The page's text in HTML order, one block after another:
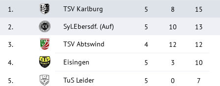
1. TSV Karlburg 5 8
15
2. Syl.Ebersdf. (Auf) 5 10
13
3. TSV Abtswind 4 12 12
4. Eisingen 5 3 10
5. TuS Leider 5 0 7